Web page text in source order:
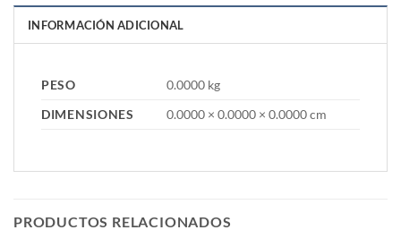
INFORMACIÓN ADICIONAL
PESO
0.0000 kg
DIMENSIONES
0.0000 × 0.0000 × 0.0000 cm
PRODUCTOS RELACIONADOS